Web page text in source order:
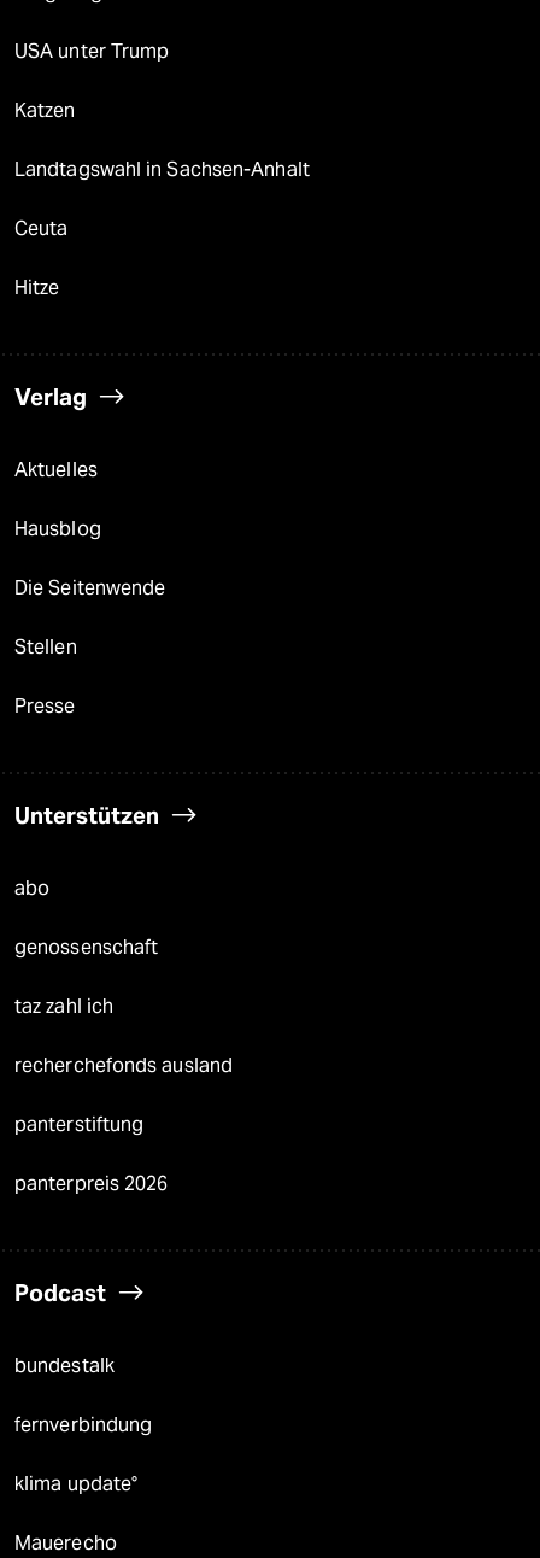
USA unter Trump
Katzen
Landtagswahl in Sachsen-Anhalt
Ceuta
Hitze
Verlag
Aktuelles
Hausblog
Die Seitenwende
Stellen
Presse
Unterstützen
abo
genossenschaft
taz zahl ich
recherchefonds ausland
panterstiftung
panterpreis 2026
Podcast
bundestalk
fernverbindung
klima update°
Mauerecho